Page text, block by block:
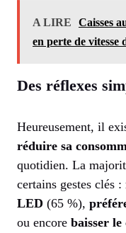
A LIRE
Caisses
en perte de vitesse
Des réflexes
Heureusement, il
réduire sa
quotidien. La
certains gestes clés :
LED (65 %),
ou encore baisser le